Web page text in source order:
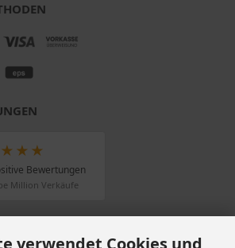
Bewertungen
Million Verkäufe
verwendet Cookies und